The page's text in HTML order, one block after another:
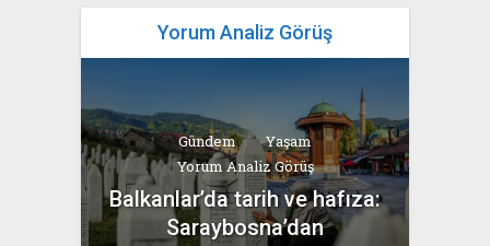
Yorum Analiz Görüş
Gündem
Yaşam
Yorum Analiz Görüş
Balkanlar’da tarih ve hafıza:
Saraybosna’dan